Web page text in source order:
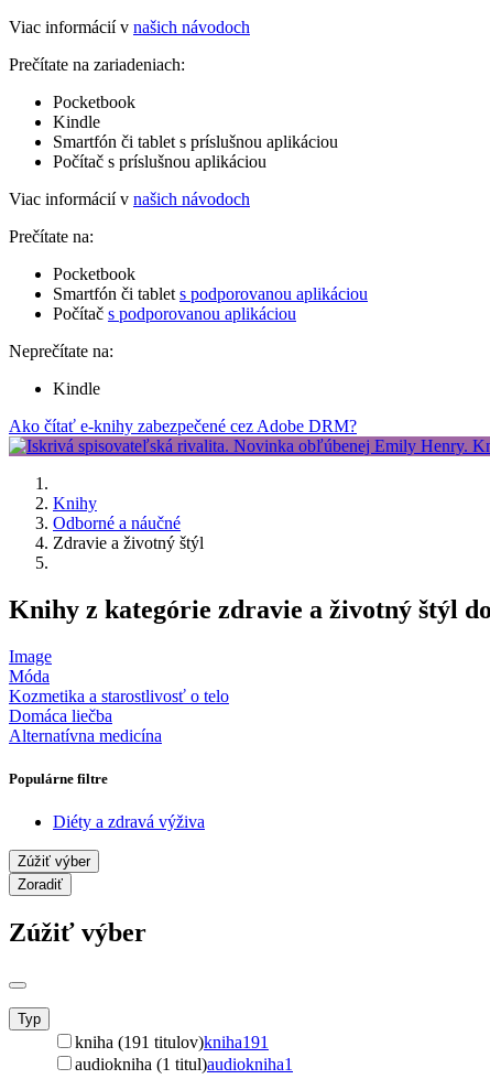
Viac informácií v našich návodoch
Prečítate na zariadeniach:
Pocketbook
Kindle
Smartfón či tablet s príslušnou aplikáciou
Počítač s príslušnou aplikáciou
Viac informácií v našich návodoch
Prečítate na:
Pocketbook
Smartfón či tablet s podporovanou aplikáciou
Počítač s podporovanou aplikáciou
Neprečítate na:
Kindle
Ako čítať e-knihy zabezpečené cez Adobe DRM?
Knihy
Odborné a náučné
Zdravie a životný štýl
Knihy z kategórie zdravie a životný štýl
Image
Móda
Kozmetika a starostlivosť o telo
Domáca liečba
Alternatívna medicína
Populárne filtre
Diéty a zdravá výživa
Zúžiť výber
Zoradiť
Zúžiť výber
Typ
kniha (191 titulov)kniha191
audiokniha (1 titul)audiokniha1